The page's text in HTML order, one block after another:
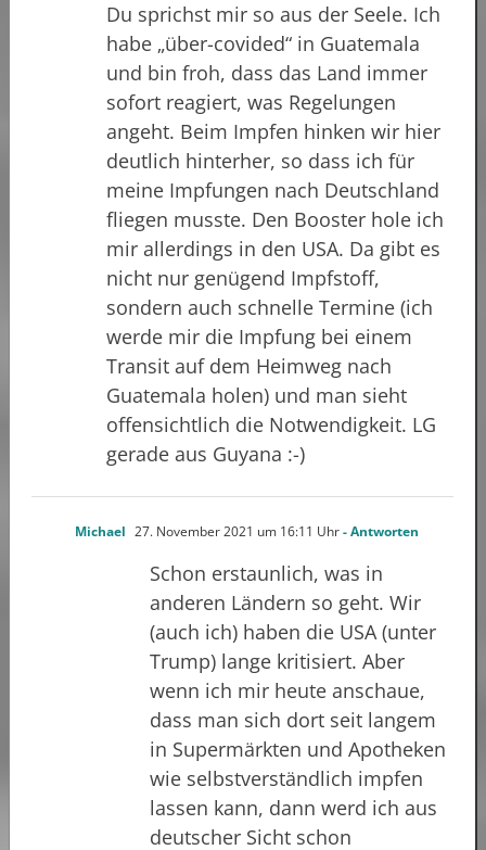
Du sprichst mir so aus der Seele. Ich
habe „über-covided“ in Guatemala
und bin froh, dass das Land immer
sofort reagiert, was Regelungen
angeht. Beim Impfen hinken wir hier
deutlich hinterher, so dass ich für
meine Impfungen nach Deutschland
fliegen musste. Den Booster hole ich
mir allerdings in den USA. Da gibt es
nicht nur genügend Impfstoff,
sondern auch schnelle Termine (ich
werde mir die Impfung bei einem
Transit auf dem Heimweg nach
Guatemala holen) und man sieht
offensichtlich die Notwendigkeit. LG
gerade aus Guyana :-)
Michael 27. November 2021 um 16:11 Uhr- Antworten
Schon erstaunlich, was in
anderen Ländern so geht. Wir
(auch ich) haben die USA (unter
Trump) lange kritisiert. Aber
wenn ich mir heute anschaue,
dass man sich dort seit langem
in Supermärkten und Apotheken
wie selbstverständlich impfen
lassen kann, dann werd ich aus
deutscher Sicht schon